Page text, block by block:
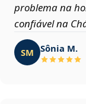
problema na
confiável na
SM Sônia M.